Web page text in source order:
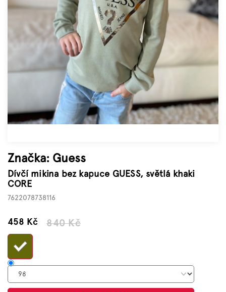
Značky
Měna
Značka: Guess
Dívčí mikina bez kapuce GUESS, světlá khaki
CORE
7622078738116
840 Kč
458 KčMěrná